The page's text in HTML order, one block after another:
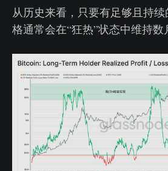
从历史来看，只要有足够且持
格通常会在“狂热”状态中维持数